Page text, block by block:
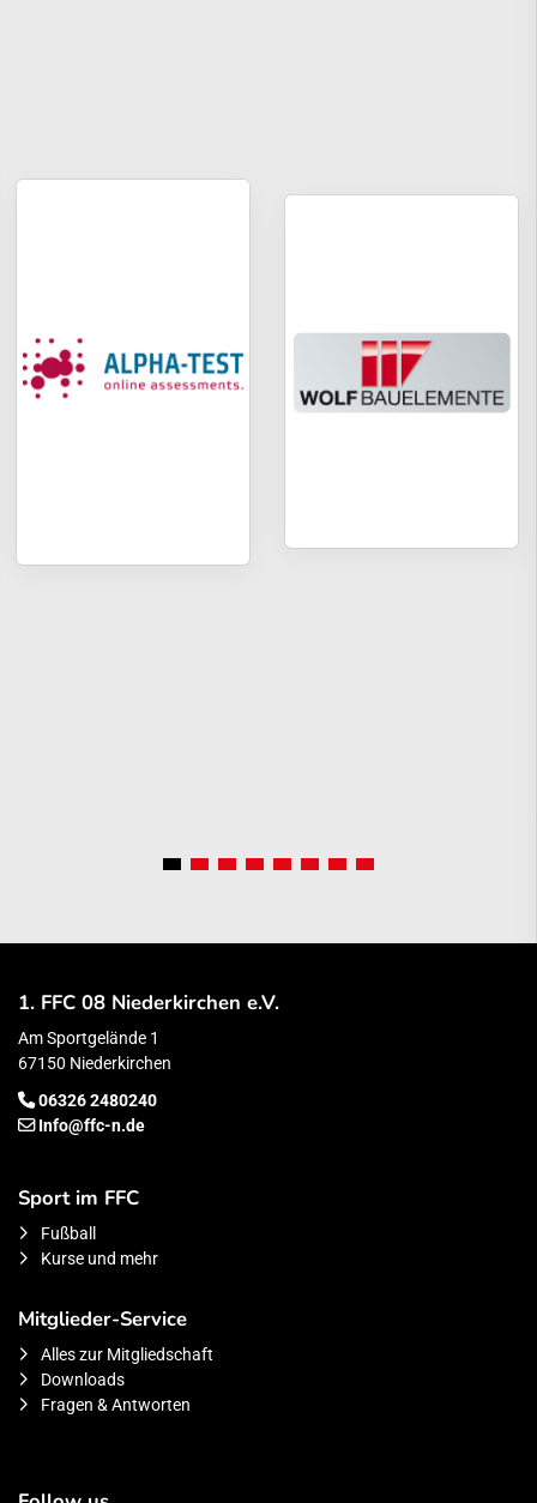
1. FFC 08 Niederkirchen e.V.
Am Sportgelände 1
67150 Niederkirchen
06326 2480240
Info@ffc-n.de
Sport im FFC
Fußball
Kurse und mehr
Mitglieder-Service
Alles zur Mitgliedschaft
Downloads
Fragen & Antworten